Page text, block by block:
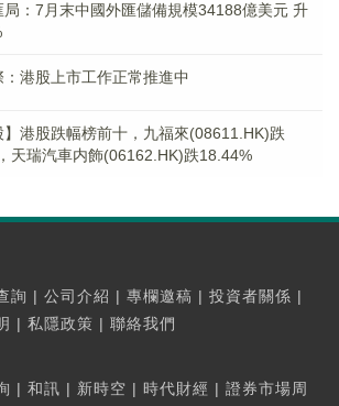
局：7月末中國外匯儲備規模34188億美元 升
：港股上市工作正常推進中
】港股跌幅榜前十，九福來(08611.HK)跌
天瑞汽車内飾(06162.HK)跌18.44%
詢 | 公司介紹 | 專欄邀稿 | 投資者關係 |
| 私隱政策 | 聯絡我們
| 和訊 | 新時空 | 時代財經 | 證券市場周